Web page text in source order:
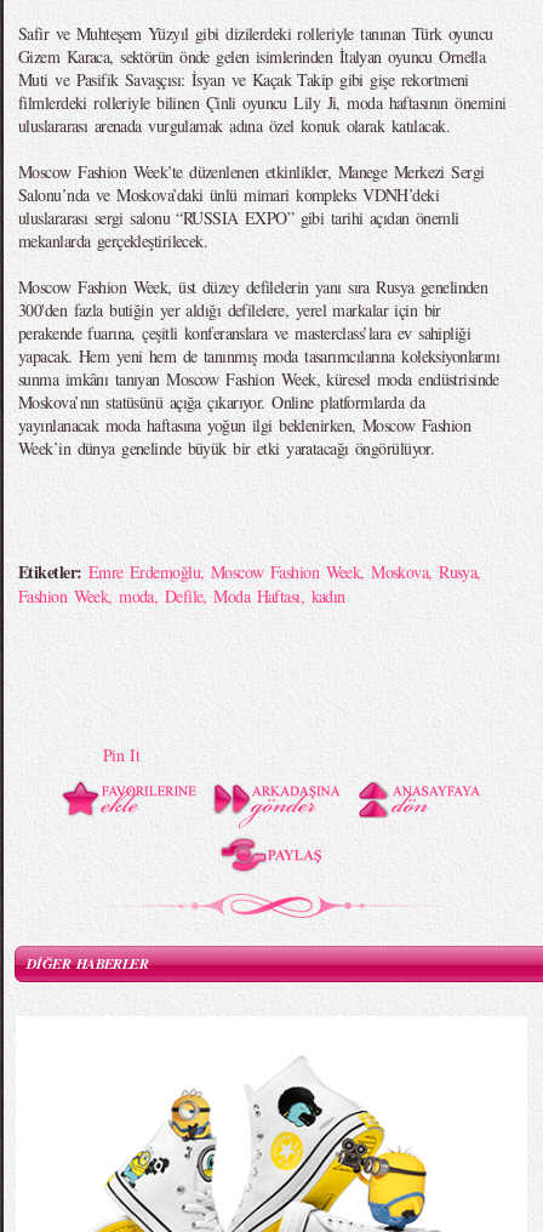
Safir ve Muhteşem Yüzyıl gibi dizilerdeki rolleriyle tanınan Türk oyuncu
Gizem Karaca, sektörün önde gelen isimlerinden İtalyan oyuncu Ornella
Muti ve Pasifik Savaşçısı: İsyan ve Kaçak Takip gibi gişe rekortmeni
filmlerdeki rolleriyle bilinen Çinli oyuncu Lily Ji, moda haftasının önemini
uluslararası arenada vurgulamak adına özel konuk olarak katılacak.
Moscow Fashion Week’te düzenlenen etkinlikler, Manege Merkezi Sergi
Salonu’nda ve Moskova’daki ünlü mimari kompleks VDNH’deki
uluslararası sergi salonu “RUSSIA EXPO” gibi tarihi açıdan önemli
mekanlarda gerçekleştirilecek.
Moscow Fashion Week, üst düzey defilelerin yanı sıra Rusya genelinden
300'den fazla butiğin yer aldığı defilelere, yerel markalar için bir
perakende fuarına, çeşitli konferanslara ve masterclass’lara ev sahipliği
yapacak. Hem yeni hem de tanınmış moda tasarımcılarına koleksiyonlarını
sunma imkânı tanıyan Moscow Fashion Week, küresel moda endüstrisinde
Moskova’nın statüsünü açığa çıkarıyor. Online platformlarda da
yayınlanacak moda haftasına yoğun ilgi beklenirken, Moscow Fashion
Week’in dünya genelinde büyük bir etki yaratacağı öngörülüyor.
Etiketler: Emre Erdemoğlu, Moscow Fashion Week,Moskova,Rusya,
Fashion Week,moda, Defile,Moda Haftası, kadın
Pin It
DİĞER HABERLER